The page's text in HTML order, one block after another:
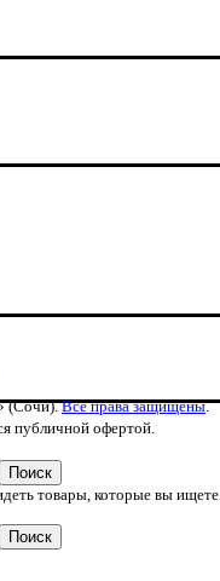
(Сочи).Все права защищены.
публичной офертой.
Поиск
товары, которые вы ищете.
Поиск